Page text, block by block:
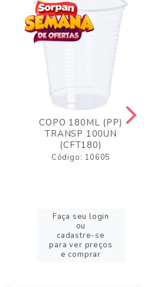
COPO 180ML (PP)
TRANSP 100UN
(CFT180)
Código: 10605
Faça seu login
ou
cadastre-se
para ver preços
e comprar